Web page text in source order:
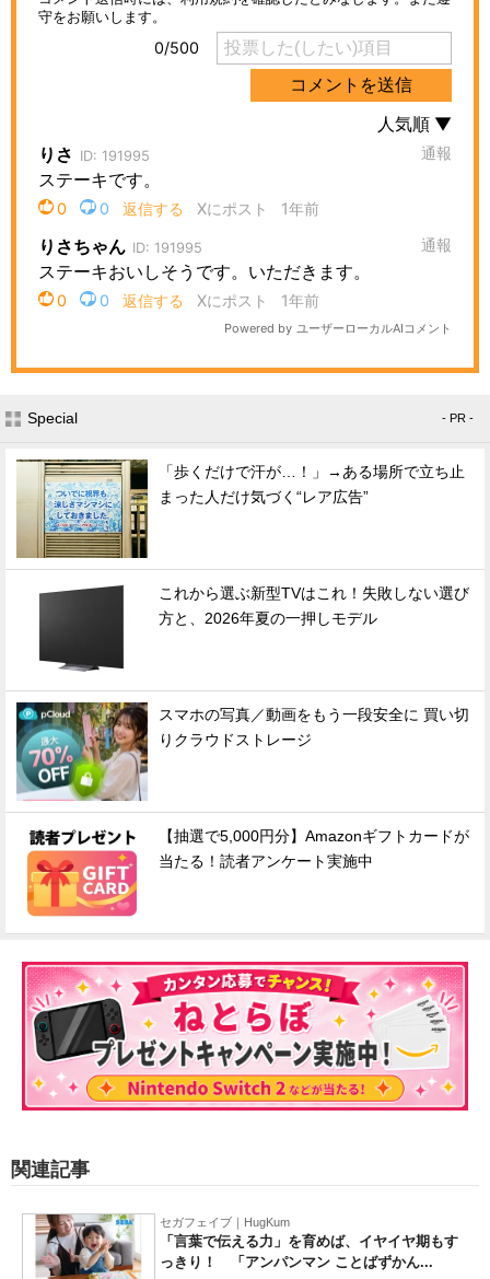
Special - PR -
「歩くだけで汗が…！」→ある場所で立ち止
まった人だけ気づく“レア広告”
これから選ぶ新型TVはこれ！失敗しない選び
方と、2026年夏の一押しモデル
スマホの写真／動画をもう一段安全に 買い切
りクラウドストレージ
【抽選で5,000円分】Amazonギフトカードが
当たる！読者アンケート実施中
関連記事
セガフェイブ｜HugKum
「言葉で伝える力」を育めば、イヤイヤ期もす
っきり！ 「アンパンマン ことばずかん...